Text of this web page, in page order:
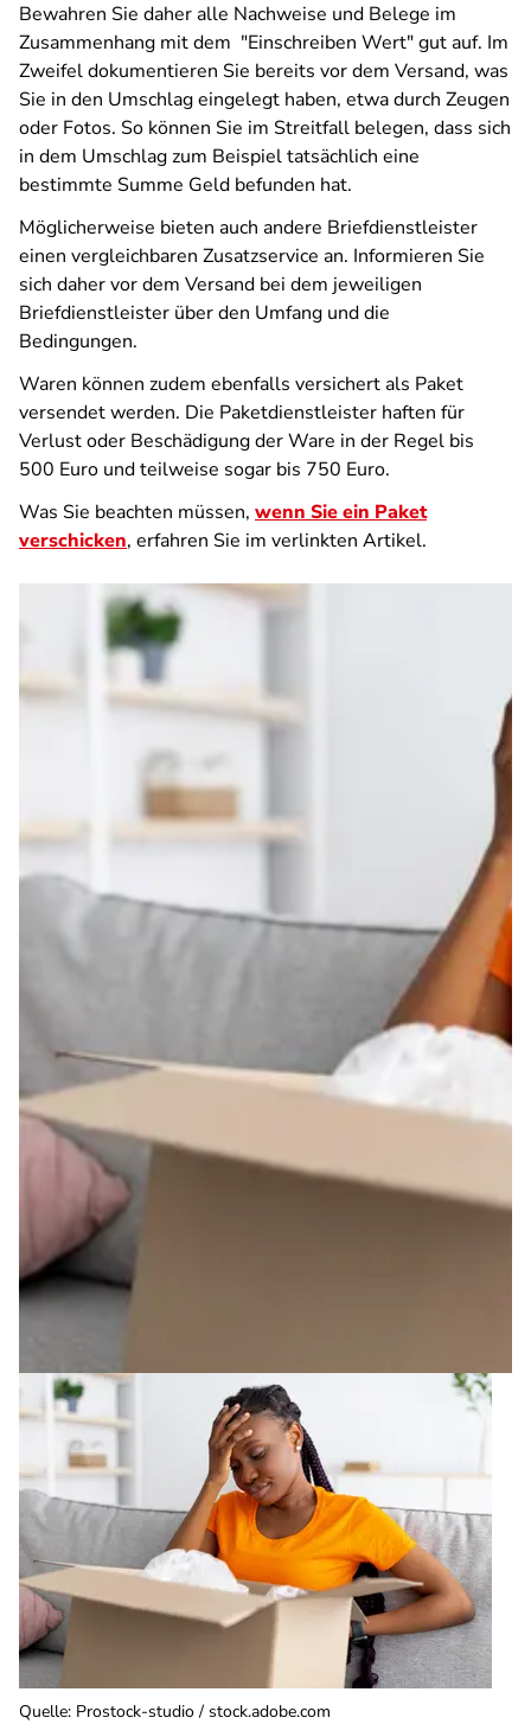
Bewahren Sie daher alle Nachweise und Belege im
Zusammenhang mit dem "Einschreiben Wert" gut auf. Im
Zweifel dokumentieren Sie bereits vor dem Versand, was
Sie in den Umschlag eingelegt haben, etwa durch Zeugen
oder Fotos. So können Sie im Streitfall belegen, dass sich
in dem Umschlag zum Beispiel tatsächlich eine
bestimmte Summe Geld befunden hat.
Möglicherweise bieten auch andere Briefdienstleister
einen vergleichbaren Zusatzservice an. Informieren Sie
sich daher vor dem Versand bei dem jeweiligen
Briefdienstleister über den Umfang und die
Bedingungen.
Waren können zudem ebenfalls versichert als Paket
versendet werden. Die Paketdienstleister haften für
Verlust oder Beschädigung der Ware in der Regel bis
500 Euro und teilweise sogar bis 750 Euro.
Was Sie beachten müssen, wenn Sie ein Paket
verschicken, erfahren Sie im verlinkten Artikel.
Quelle: Prostock-studio / stock.adobe.com